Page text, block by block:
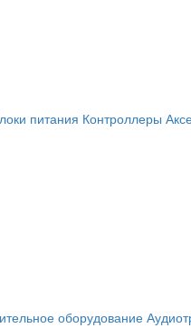
питания Контроллеры
оборудование